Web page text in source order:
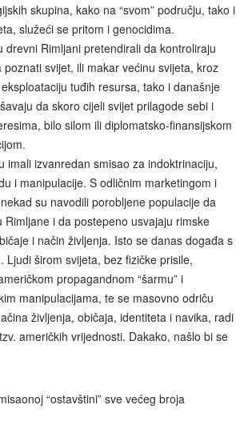
skupina, kako na “svom” području, tako i
služeći se pritom i genocidima.
drevni Rimljani pretendirali da kontroliraju
poznati svijet, ili makar većinu svijeta, kroz
tuđih resursa, tako i današnje
da skoro cijeli svijet prilagode sebi i
bilo silom ili diplomatsko‑finansijskom
imali izvanredan smisao za indoktrinaciju,
i manipulacije. S odličnim marketingom i
su navodili porobljene populacije da
Rimljane i da postepeno usvajaju rimske
i način življenja. Isto se danas događa s
Ljudi širom svijeta, bez fizičke prisile,
propagandnom “šarmu” i
manipulacijama, te se masovno odriču
življenja, običaja, identiteta i navika, radi
američkih vrijednosti. Dakako, našlo bi se
“ostavštini” sve većeg broja